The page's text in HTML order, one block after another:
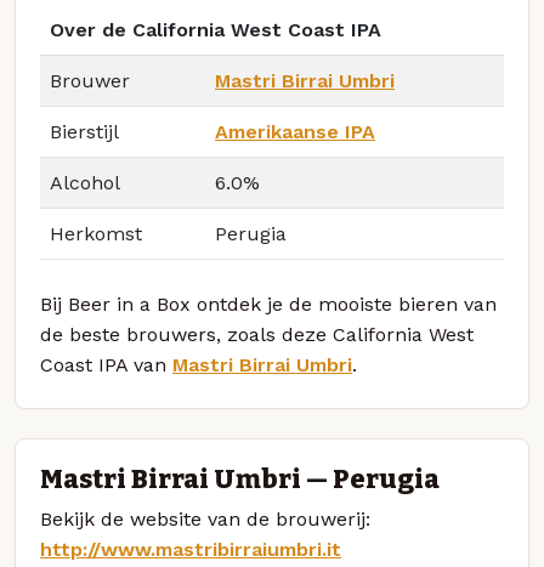
Over de California West Coast IPA
Brouwer Mastri Birrai Umbri
Bierstijl Amerikaanse IPA
Alcohol 6.0%
Herkomst Perugia
Bij Beer in a Box ontdek je de mooiste bieren van
de beste brouwers, zoals deze California West
Coast IPA van Mastri Birrai Umbri.
Mastri Birrai Umbri — Perugia
Bekijk de website van de brouwerij:
http://www.mastribirraiumbri.it